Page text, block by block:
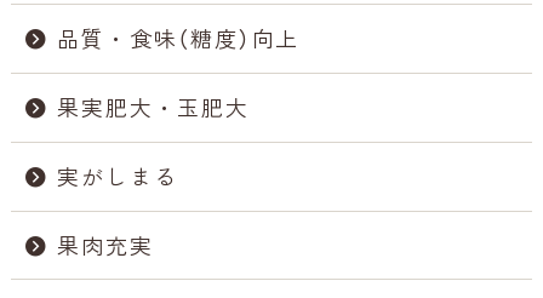
品質・食味（糖度）向上
果実肥大・玉肥大
実がしまる
果肉充実